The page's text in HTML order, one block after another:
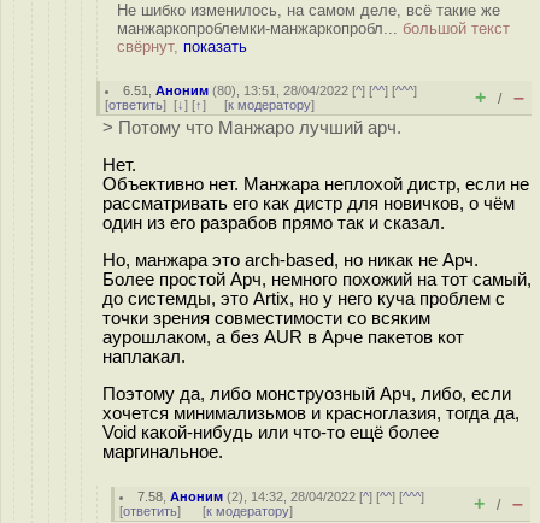
Не шибко изменилось, на самом деле, всё такие же
манжаркопроблемки-манжаркопробл... большой текст
свёрнут, показать
6.51 ,Аноним (80), 13:51, 28/04/2022 [^] [^^] [^^^]
[ответить] [↓] [↑] [к модератору] + / –
> Потому что Манжаро лучший арч.
Нет.
Объективно нет. Манжара неплохой дистр, если не
рассматривать его как дистр для новичков, о чём
один из его разрабов прямо так и сказал.
Но, манжара это arch-based, но никак не Арч.
Более простой Арч, немного похожий на тот самый,
до системды, это Artix, но у него куча проблем с
точки зрения совместимости со всяким
аурошлаком, а без AUR в Арче пакетов кот
наплакал.
Поэтому да, либо монструозный Арч, либо, если
хочется минимализьмов и кpacнoглaзия, тогда да,
Void какой-нибудь или что-то ещё более
маргинальное.
7.58 ,Аноним (2), 14:32, 28/04/2022 [^] [^^] [^^^]
[ответить] [к модератору] + / –